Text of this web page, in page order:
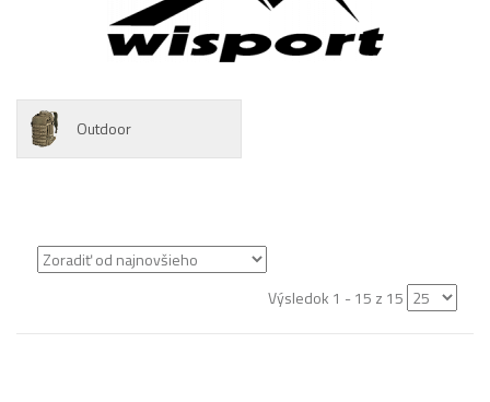
Outdoor
Výsledok 1 - 15 z 15